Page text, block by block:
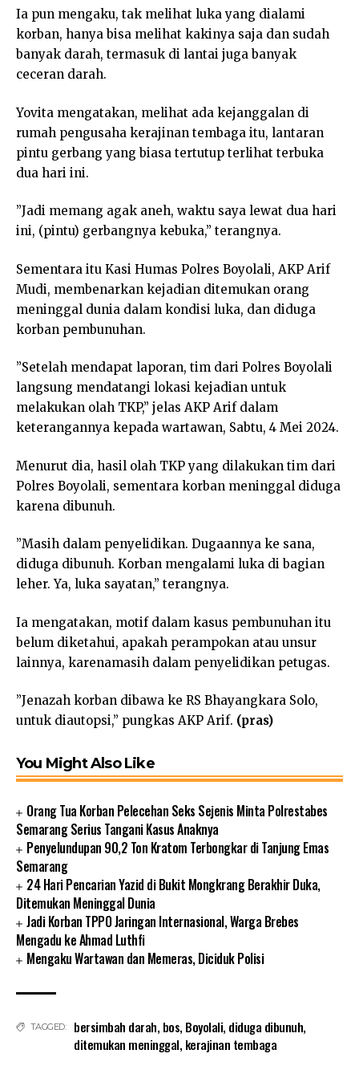
Ia pun mengaku, tak melihat luka yang dialami
korban, hanya bisa melihat kakinya saja dan sudah
banyak darah, termasuk di lantai juga banyak
ceceran darah.
Yovita mengatakan, melihat ada kejanggalan di
rumah pengusaha kerajinan tembaga itu, lantaran
pintu gerbang yang biasa tertutup terlihat terbuka
dua hari ini.
”Jadi memang agak aneh, waktu saya lewat dua hari
ini, (pintu) gerbangnya kebuka,” terangnya.
Sementara itu Kasi Humas Polres Boyolali, AKP Arif
Mudi, membenarkan kejadian ditemukan orang
meninggal dunia dalam kondisi luka, dan diduga
korban pembunuhan.
”Setelah mendapat laporan, tim dari Polres Boyolali
langsung mendatangi lokasi kejadian untuk
melakukan olah TKP,” jelas AKP Arif dalam
keterangannya kepada wartawan, Sabtu, 4 Mei 2024.
Menurut dia, hasil olah TKP yang dilakukan tim dari
Polres Boyolali, sementara korban meninggal diduga
karena dibunuh.
”Masih dalam penyelidikan. Dugaannya ke sana,
diduga dibunuh. Korban mengalami luka di bagian
leher. Ya, luka sayatan,” terangnya.
Ia mengatakan, motif dalam kasus pembunuhan itu
belum diketahui, apakah perampokan atau unsur
lainnya, karenamasih dalam penyelidikan petugas.
”Jenazah korban dibawa ke RS Bhayangkara Solo,
untuk diautopsi,” pungkas AKP Arif. (pras)
You Might Also Like
Orang Tua Korban Pelecehan Seks Sejenis Minta Polrestabes
Semarang Serius Tangani Kasus Anaknya
Penyelundupan 90,2 Ton Kratom Terbongkar di Tanjung Emas
Semarang
24 Hari Pencarian Yazid di Bukit Mongkrang Berakhir Duka,
Ditemukan Meninggal Dunia
Jadi Korban TPPO Jaringan Internasional, Warga Brebes
Mengadu ke Ahmad Luthfi
Mengaku Wartawan dan Memeras, Diciduk Polisi
TAGGED: bersimbah darah, bos, Boyolali, diduga dibunuh,
ditemukan meninggal, kerajinan tembaga